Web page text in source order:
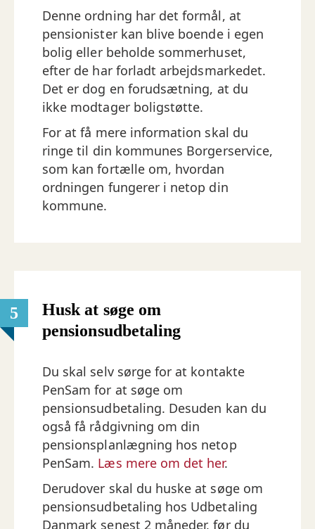
Denne ordning har det formål, at
pensionister kan blive boende i egen
bolig eller beholde sommerhuset,
efter de har forladt arbejdsmarkedet.
Det er dog en forudsætning, at du
ikke modtager boligstøtte.
For at få mere information skal du
ringe til din kommunes Borgerservice,
som kan fortælle om, hvordan
ordningen fungerer i netop din
kommune.
5
Husk at søge om
pensionsudbetaling
Du skal selv sørge for at kontakte
PenSam for at søge om
pensionsudbetaling. Desuden kan du
også få rådgivning om din
pensionsplanlægning hos netop
PenSam. Læs mere om det her.
Derudover skal du huske at søge om
pensionsudbetaling hos Udbetaling
Danmark senest 2 måneder, før du